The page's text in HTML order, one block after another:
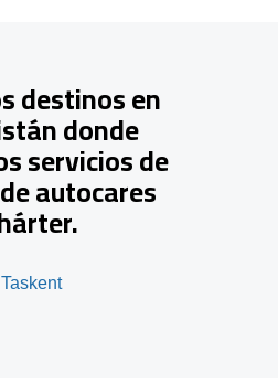
destinos en
donde
servicios de
autocares
Taskent